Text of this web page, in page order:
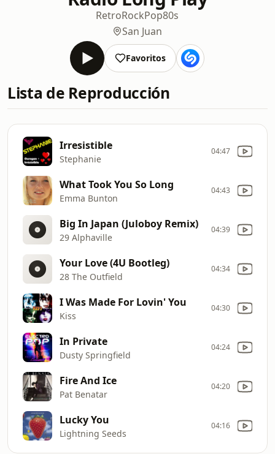
RetroRockPop80s
San Juan
Favoritos
Lista de Reproducción
Irresistible
Stephanie
04:47
What Took You So Long
Emma Bunton
04:43
Big In Japan (Juloboy Remix)
29 Alphaville
04:39
Your Love (4U Bootleg)
28 The Outfield
04:34
I Was Made For Lovin' You
Kiss
04:30
In Private
Dusty Springfield
04:24
Fire And Ice
Pat Benatar
04:20
Lucky You
Lightning Seeds
04:16